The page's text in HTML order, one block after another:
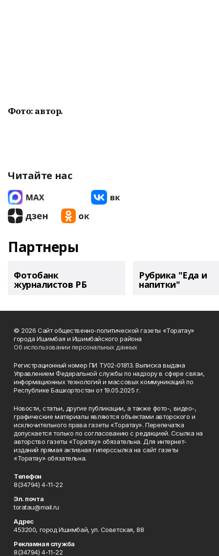
Фото: автор.
Читайте нас
Партнеры
Фотобанк
журналистов РБ
Рубрика "Еда и
напитки"
© 2026 Сайт общественно-политической газеты «Торатау»
города Ишимбая и Ишимбайского района
Об использовании персональных данных
Регистрационный номер ПИ ТУ02-01813. Выписка выдана
Управлением Федеральной службы по надзору в сфере связи,
информационных технологий и массовых коммуникаций по
Республике Башкортостан от 19.05.2025 г.
Новости, статьи, другие публикации, а также фото-, видео-,
графические материалы являются объектами авторского и
исключительного права газеты «Торатау». Перепечатка
допускается только по согласованию с редакцией. Ссылка на
авторство газеты «Торатау» обязательна. Для интернет-
изданий прямая активная гиперссылка на сайт газеты
«Торатау» обязательна.
Телефон
8(34794) 4-11-22
Эл. почта
toratau@mail.ru
Адрес
453200, город Ишимбай, ул. Советская, 88
Рекламная служба
8(34794) 4-11-22